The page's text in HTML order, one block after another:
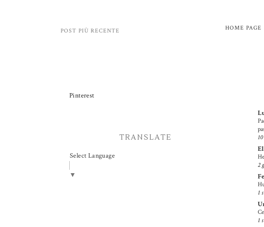
POST PIÙ RECENTE HOME PAGE
Pinterest
TRANSLATE
Select Language
▼
2
1
1